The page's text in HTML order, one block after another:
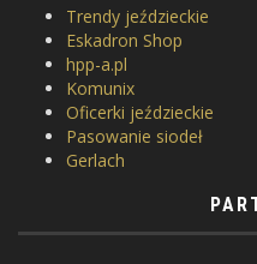
Trendy jeździeckie
Eskadron Shop
hpp-a.pl
Komunix
Oficerki jeździeckie
Pasowanie siodeł
Gerlach